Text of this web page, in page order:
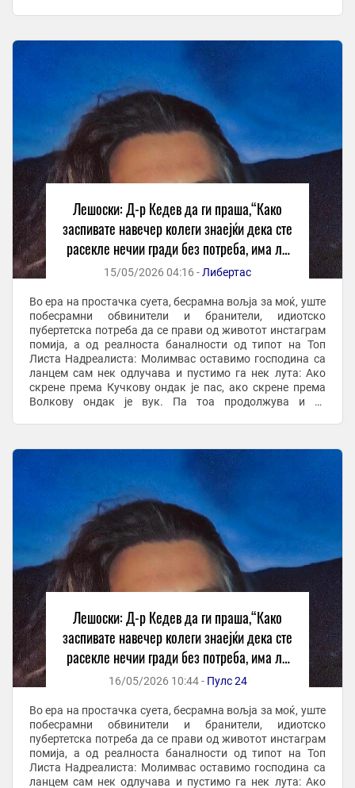
Лешоски: Д-р Кедев да ги праша,“Како
заспивате навечер колеги знаејќи дека сте
расекле нечии гради без потреба, има ли
Бог во вас?”
15/05/2026 04:16 - Либертас
Во ера на простачка суета, бесрамна вољја за моќ, уште
побесрамни обвинители и бранители, идиотско
пубертетска потреба да се прави од животот инстаграм
помија, а од реалноста баналности од типот на Топ
Листа Надреалиста: Молимвас оставимо господина са
ланцем сам нек одлучава и пустимо га нек лута: Ако
скрене према Кучкову ондак је пас, ако скрене према
Волкову ондак је вук. Па тоа продолжува и се
Лешоски: Д-р Кедев да ги праша,“Како
заспивате навечер колеги знаејќи дека сте
расекле нечии гради без потреба, има ли
Бог во вас?”
16/05/2026 10:44 - Пулс 24
Во ера на простачка суета, бесрамна вољја за моќ, уште
побесрамни обвинители и бранители, идиотско
пубертетска потреба да се прави од животот инстаграм
помија, а од реалноста баналности од типот на Топ
Листа Надреалиста: Молимвас оставимо господина са
ланцем сам нек одлучава и пустимо га нек лута: Ако